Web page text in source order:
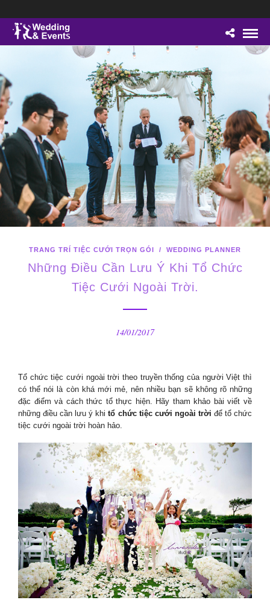
TRANG TRÍ TIỆC CƯỚI TRỌN GÓI / WEDDING PLANNER
Những Điều Cần Lưu Ý Khi Tổ Chức
Tiệc Cưới Ngoài Trời.
14/01/2017
Tổ chức tiệc cưới ngoài trời theo truyền thống của người Việt thì
có thể nói là còn khá mới mẻ, nên nhiều bạn sẽ không rõ những
đặc điểm và cách thức tổ thực hiện. Hãy tham khảo bài viết về
những điều cần lưu ý khitổ chức tiệc cưới ngoài trời để tổ chức
tiệc cưới ngoài trời hoàn hảo.